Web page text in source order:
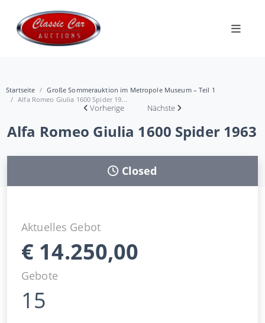
Startseite
Große Sommerauktion im Metropole Museum – Teil 1
Alfa Romeo Giulia 1600 Spider 19...
Vorherige Nächste
Alfa Romeo Giulia 1600 Spider 1963
Closed
Aktuelles Gebot
€ 14.250,00
Gebote
15